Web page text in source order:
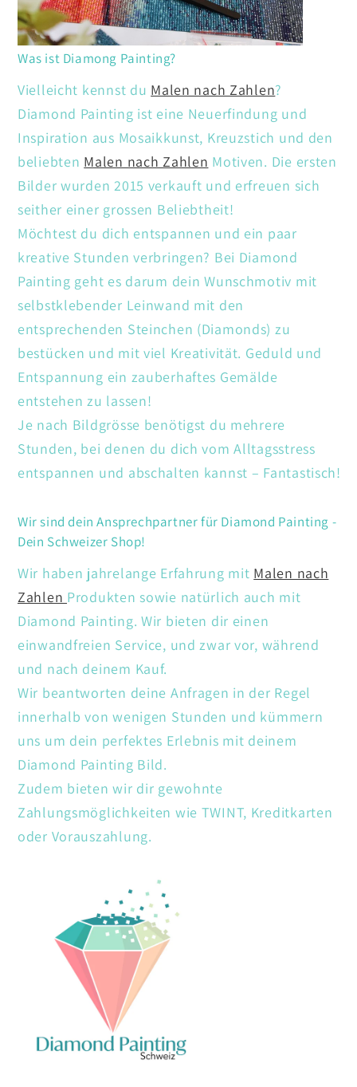
Was ist Diamong Painting?
Vielleicht kennst du Malen nach Zahlen?
Diamond Painting ist eine Neuerfindung und
Inspiration aus Mosaikkunst, Kreuzstich und den
beliebten Malen nach Zahlen Motiven. Die ersten
Bilder wurden 2015 verkauft und erfreuen sich
seither einer grossen Beliebtheit!
Möchtest du dich entspannen und ein paar
kreative Stunden verbringen? Bei Diamond
Painting geht es darum dein Wunschmotiv mit
selbstklebender Leinwand mit den
entsprechenden Steinchen (Diamonds) zu
bestücken und mit viel Kreativität. Geduld und
Entspannung ein zauberhaftes Gemälde
entstehen zu lassen!
Je nach Bildgrösse benötigst du mehrere
Stunden, bei denen du dich vom Alltagsstress
entspannen und abschalten kannst – Fantastisch!
Wir sind dein Ansprechpartner für Diamond Painting -
Dein Schweizer Shop!
Wir haben jahrelange Erfahrung mit Malen nach
Zahlen Produkten sowie natürlich auch mit
Diamond Painting. Wir bieten dir einen
einwandfreien Service, und zwar vor, während
und nach deinem Kauf.
Wir beantworten deine Anfragen in der Regel
innerhalb von wenigen Stunden und kümmern
uns um dein perfektes Erlebnis mit deinem
Diamond Painting Bild.
Zudem bieten wir dir gewohnte
Zahlungsmöglichkeiten wie TWINT, Kreditkarten
oder Vorauszahlung.